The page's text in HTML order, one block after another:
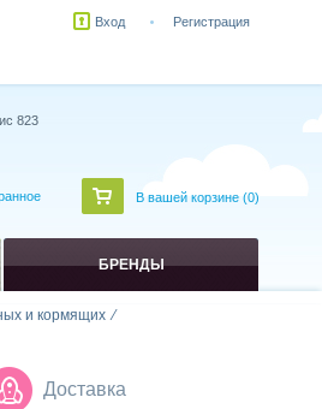
и кормящих
Доставка
Вход Регистрация
823
В вашей корзине (0)
БРЕНДЫ